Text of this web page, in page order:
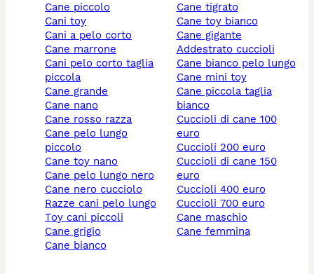
cane piccolo
cani toy
cani a pelo corto
cane marrone
cani pelo corto taglia
piccola
cane grande
cane nano
cane rosso razza
cane pelo lungo
piccolo
cane toy nano
cane pelo lungo nero
cane nero cucciolo
razze cani pelo lungo
toy cani piccoli
cane grigio
cane bianco
cane tigrato
cane toy bianco
cane gigante
addestrato cuccioli
cane bianco pelo lungo
cane mini toy
cane piccola taglia
bianco
cuccioli di cane 100
euro
cuccioli 200 euro
cuccioli di cane 150
euro
cuccioli 400 euro
cuccioli 700 euro
cane maschio
cane femmina